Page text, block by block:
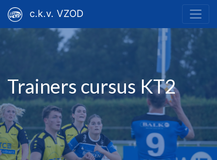
c.k.v. VZOD
Trainers cursus KT2